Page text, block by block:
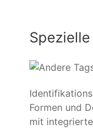
Formen und
mit